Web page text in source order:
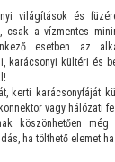
világítások és
a vízmentes
esetben az
karácsonyi kültéri és
kerti karácsonyfáját
vagy hálózati
köszönhetően
ha tölthető elemet